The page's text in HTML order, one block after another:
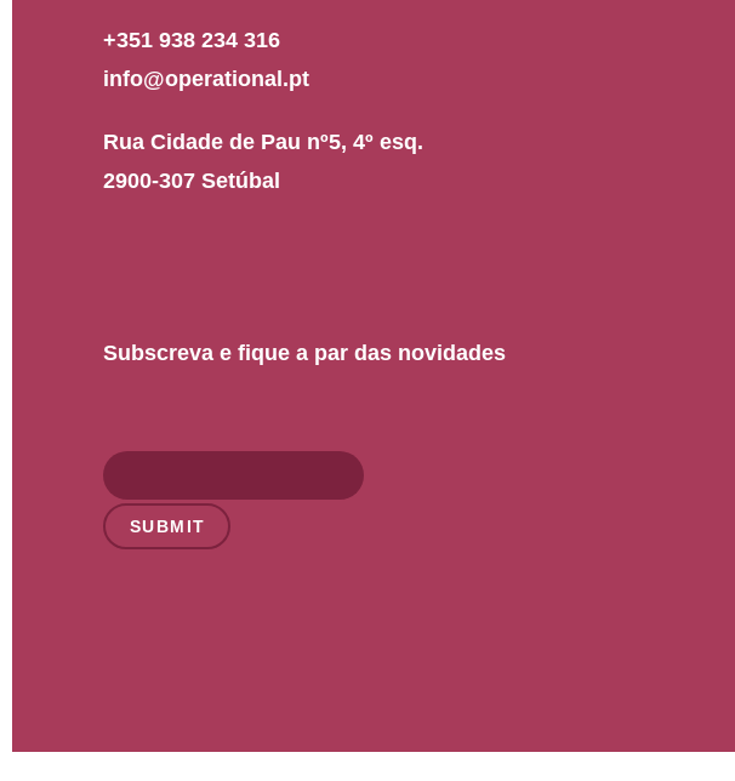
+351 938 234 316
info@operational.pt
Rua Cidade de Pau nº5, 4º esq.
2900-307 Setúbal
Subscreva e fique a par das novidades